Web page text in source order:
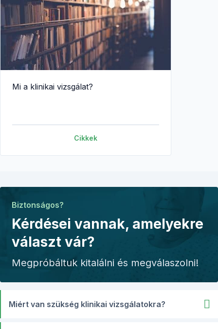
Mi a klinikai vizsgálat?
Cikkek
Biztonságos?
Kérdései vannak, amelyekre
választ vár?
Megpróbáltuk kitalálni és megválaszolni!
Miért van szükség klinikai vizsgálatokra?